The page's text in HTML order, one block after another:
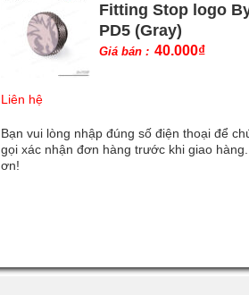
Fitting Stop logo
PD5 (Gray)
Giá bán : 40.000₫
Liên hệ
Bạn vui lòng nhập đúng số điện thoại để
gọi xác nhận đơn hàng trước khi giao
ơn!